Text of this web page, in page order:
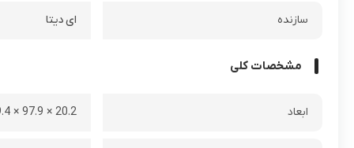
سازنده ای دیتا
مشخصات کلی
ابعاد 20.2 × 97.9 × 129.4 میلی متر